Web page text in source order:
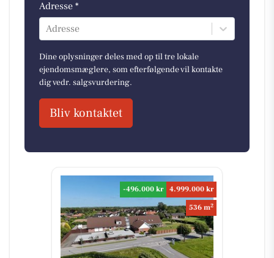
Adresse *
Adresse
Dine oplysninger deles med op til tre lokale
ejendomsmæglere, som efterfølgende vil kontakte
dig vedr. salgsvurdering.
Bliv kontaktet
-496.000 kr
4.999.000 kr
536 m2